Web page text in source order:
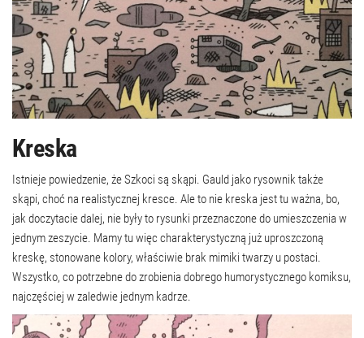
Kreska
Istnieje powiedzenie, że Szkoci są skąpi. Gauld jako rysownik także
skąpi, choć na realistycznej kresce. Ale to nie kreska jest tu ważna, bo,
jak doczytacie dalej, nie były to rysunki przeznaczone do umieszczenia w
jednym zeszycie. Mamy tu więc charakterystyczną już uproszczoną
kreskę, stonowane kolory, właściwie brak mimiki twarzy u postaci.
Wszystko, co potrzebne do zrobienia dobrego humorystycznego komiksu,
najczęściej w zaledwie jednym kadrze.